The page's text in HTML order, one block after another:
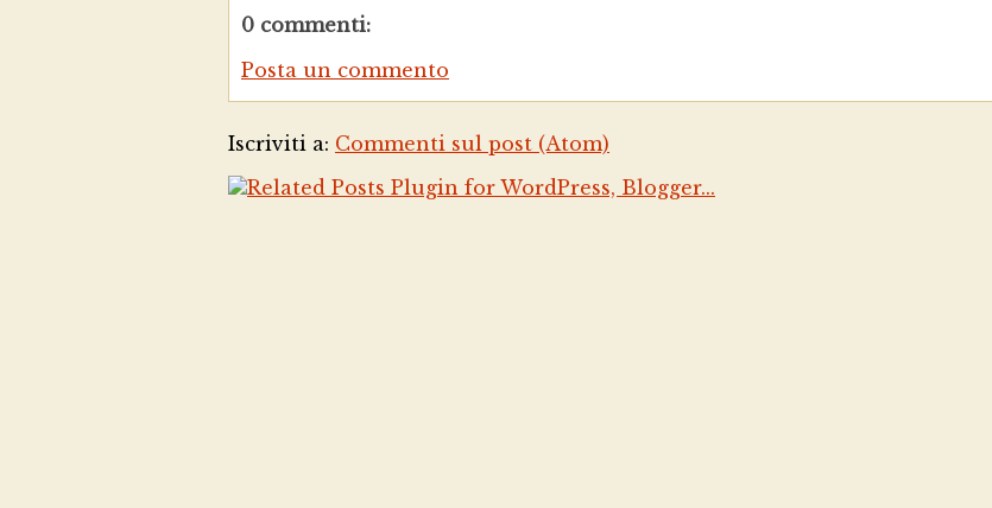
0 commenti:
Posta un commento
Iscriviti a: Commenti sul post (Atom)